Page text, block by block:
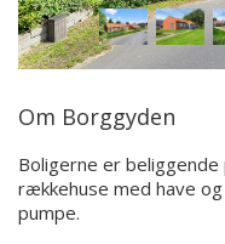
Om Borggyden
Boligerne er
rækkehuse med have
pumpe.